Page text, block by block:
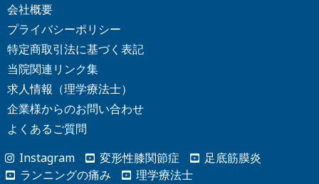
会社概要
プライバシーポリシー
特定商取引法に基づく表記
当院関連リンク集
求人情報（理学療法士）
企業様からのお問い合わせ
よくあるご質問
Instagram
変形性膝関節症
足底筋膜炎
ランニングの痛み
理学療法士